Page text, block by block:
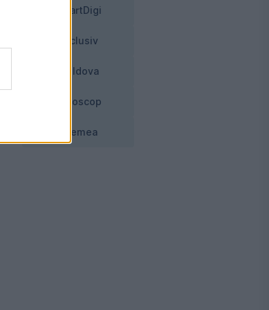
SmartDigi
Exclusiv
Moldova
Horoscop
Vremea